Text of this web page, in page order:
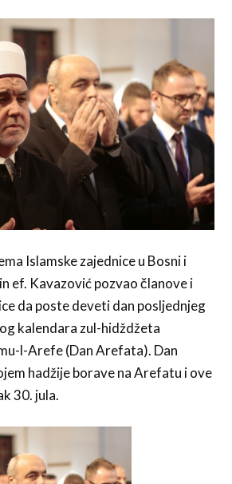
Islamske zajednice u Bosni i
ef. Kavazović pozvao članove i
da poste deveti dan posljednjeg
kalendara zul-hidždžeta
l-Arefe (Dan Arefata). Dan
hadžije borave na Arefatu i ove
30. jula.